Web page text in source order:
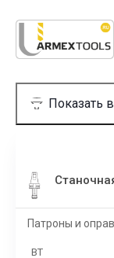
Патроны и
BT